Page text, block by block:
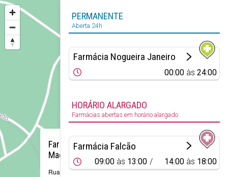
Farmácia
Macinhata
Rua Padre João
PERMANENTE
Aberta 24h
Farmácia Nogueira Janeiro
00:00 às24:00
HORÁRIO ALARGADO
Farmácias abertas em horário alargado
Farmácia Falcão
09:00 às 13:00 14:00 às 18:00